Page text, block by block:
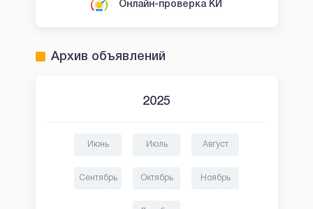
Онлайн-проверка КИ
Архив объявлений
2025
Июнь Июль Август
Сентябрь Октябрь Ноябрь